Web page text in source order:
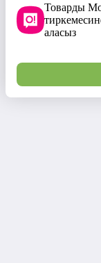
Товарды
аласыз